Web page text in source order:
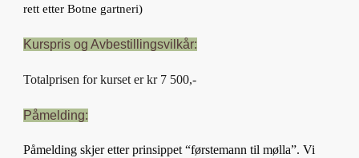
rett etter Botne gartneri)
Kurspris og Avbestillingsvilkår:
Totalprisen for kurset er kr 7 500,-
Påmelding:
Påmelding skjer etter prinsippet “førstemann til mølla”. Vi